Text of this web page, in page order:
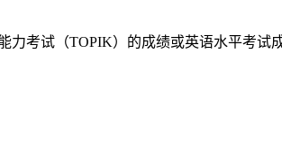
考试（TOPIK）的成绩或英语水平考